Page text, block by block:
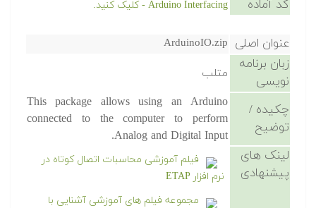
کد آماده
Arduino Interfacing - کلیک کنید.
عنوان اصلی ArduinoIO.zip
زبان برنامه
نویسی
متلب
چکیده /
توضیح
This package allows using an Arduino
connected to the computer to perform
Analog and Digital Input.
لینک های
پیشنهادی
فیلم آموزشی محاسبات اتصال کوتاه در
نرم افزار ETAP
مجموعه فیلم های آموزشی آشنایی با